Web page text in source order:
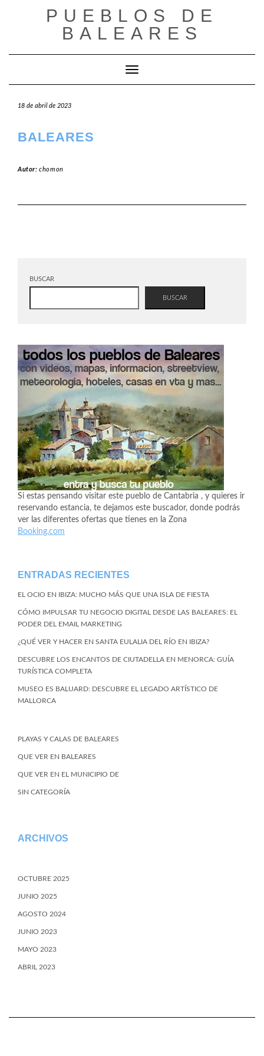
PUEBLOS DE
BALEARES
Cambiar modo de navegación
18 de abril de 2023
BALEARES
Autor:chomon
BUSCAR
BUSCAR
Si estas pensando visitar este pueblo de Cantabria , y quieres ir
reservando estancia, te dejamos este buscador, donde podrás
ver las diferentes ofertas que tienes en la Zona
Booking.com
ENTRADAS RECIENTES
EL OCIO EN IBIZA: MUCHO MÁS QUE UNA ISLA DE FIESTA
CÓMO IMPULSAR TU NEGOCIO DIGITAL DESDE LAS BALEARES: EL
PODER DEL EMAIL MARKETING
¿QUÉ VER Y HACER EN SANTA EULALIA DEL RÍO EN IBIZA?
DESCUBRE LOS ENCANTOS DE CIUTADELLA EN MENORCA: GUÍA
TURÍSTICA COMPLETA
MUSEO ES BALUARD: DESCUBRE EL LEGADO ARTÍSTICO DE
MALLORCA
PLAYAS Y CALAS DE BALEARES
QUE VER EN BALEARES
QUE VER EN EL MUNICIPIO DE
SIN CATEGORÍA
ARCHIVOS
OCTUBRE 2025
JUNIO 2025
AGOSTO 2024
JUNIO 2023
MAYO 2023
ABRIL 2023